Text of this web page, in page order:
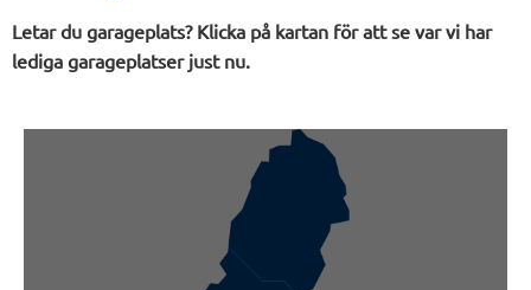
Letar du garageplats? Klicka på kartan för att se var vi har
lediga garageplatser just nu.